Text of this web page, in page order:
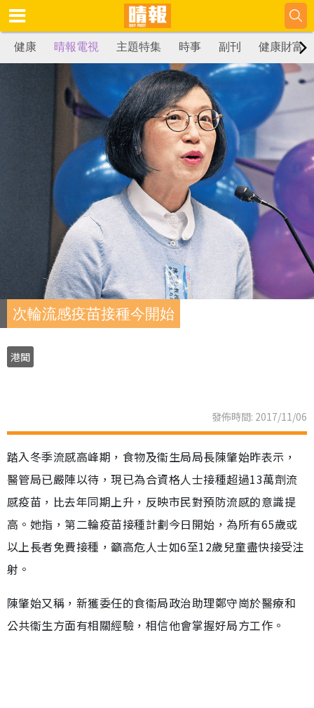
健康 晴報電視 主題特集 時事 副刊 健康財富
次輪流感疫苗接種今開始
港聞
發佈時間: 2017/11/06
踏入冬季流感高峰期，食物及衞生局局長陳肇始昨表示，
醫管局已嚴陣以待，現已為合資格人士接種超過13萬劑流
感疫苗，比去年同期上升，反映市民對預防流感的意識提
高。她指，第二輪疫苗接種計劃今日開始，為所有65歲或
以上長者免費接種，籲高危人士如6至12歲兒童盡快接受注
射。
陳肇始又稱，新獲委任的食衞局政治助理鄭守崗於醫療和
公共衞生方面有相關經驗，相信他會掌握好局方工作。